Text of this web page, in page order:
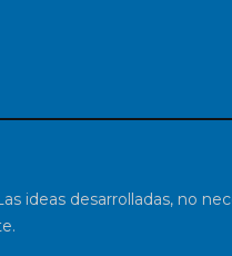
ideas desarrolladas, no